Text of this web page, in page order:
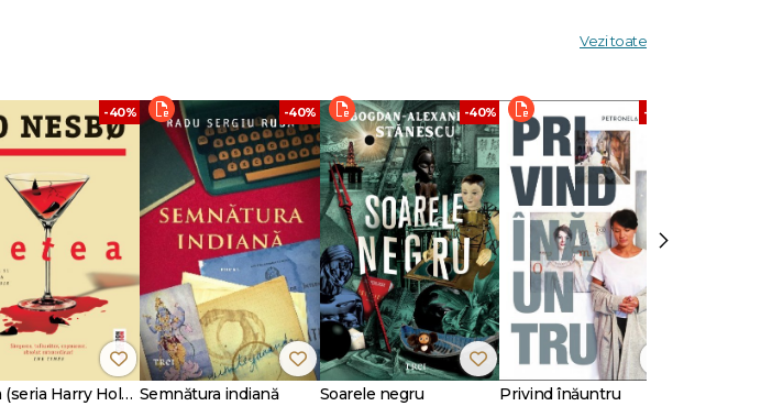
Vezi toate
-40%
Setea (seria Harry Hole, vol. 11)
-40%
Semnătura indiană
-40%
Soarele negru
-40%
Privind înăuntru
›